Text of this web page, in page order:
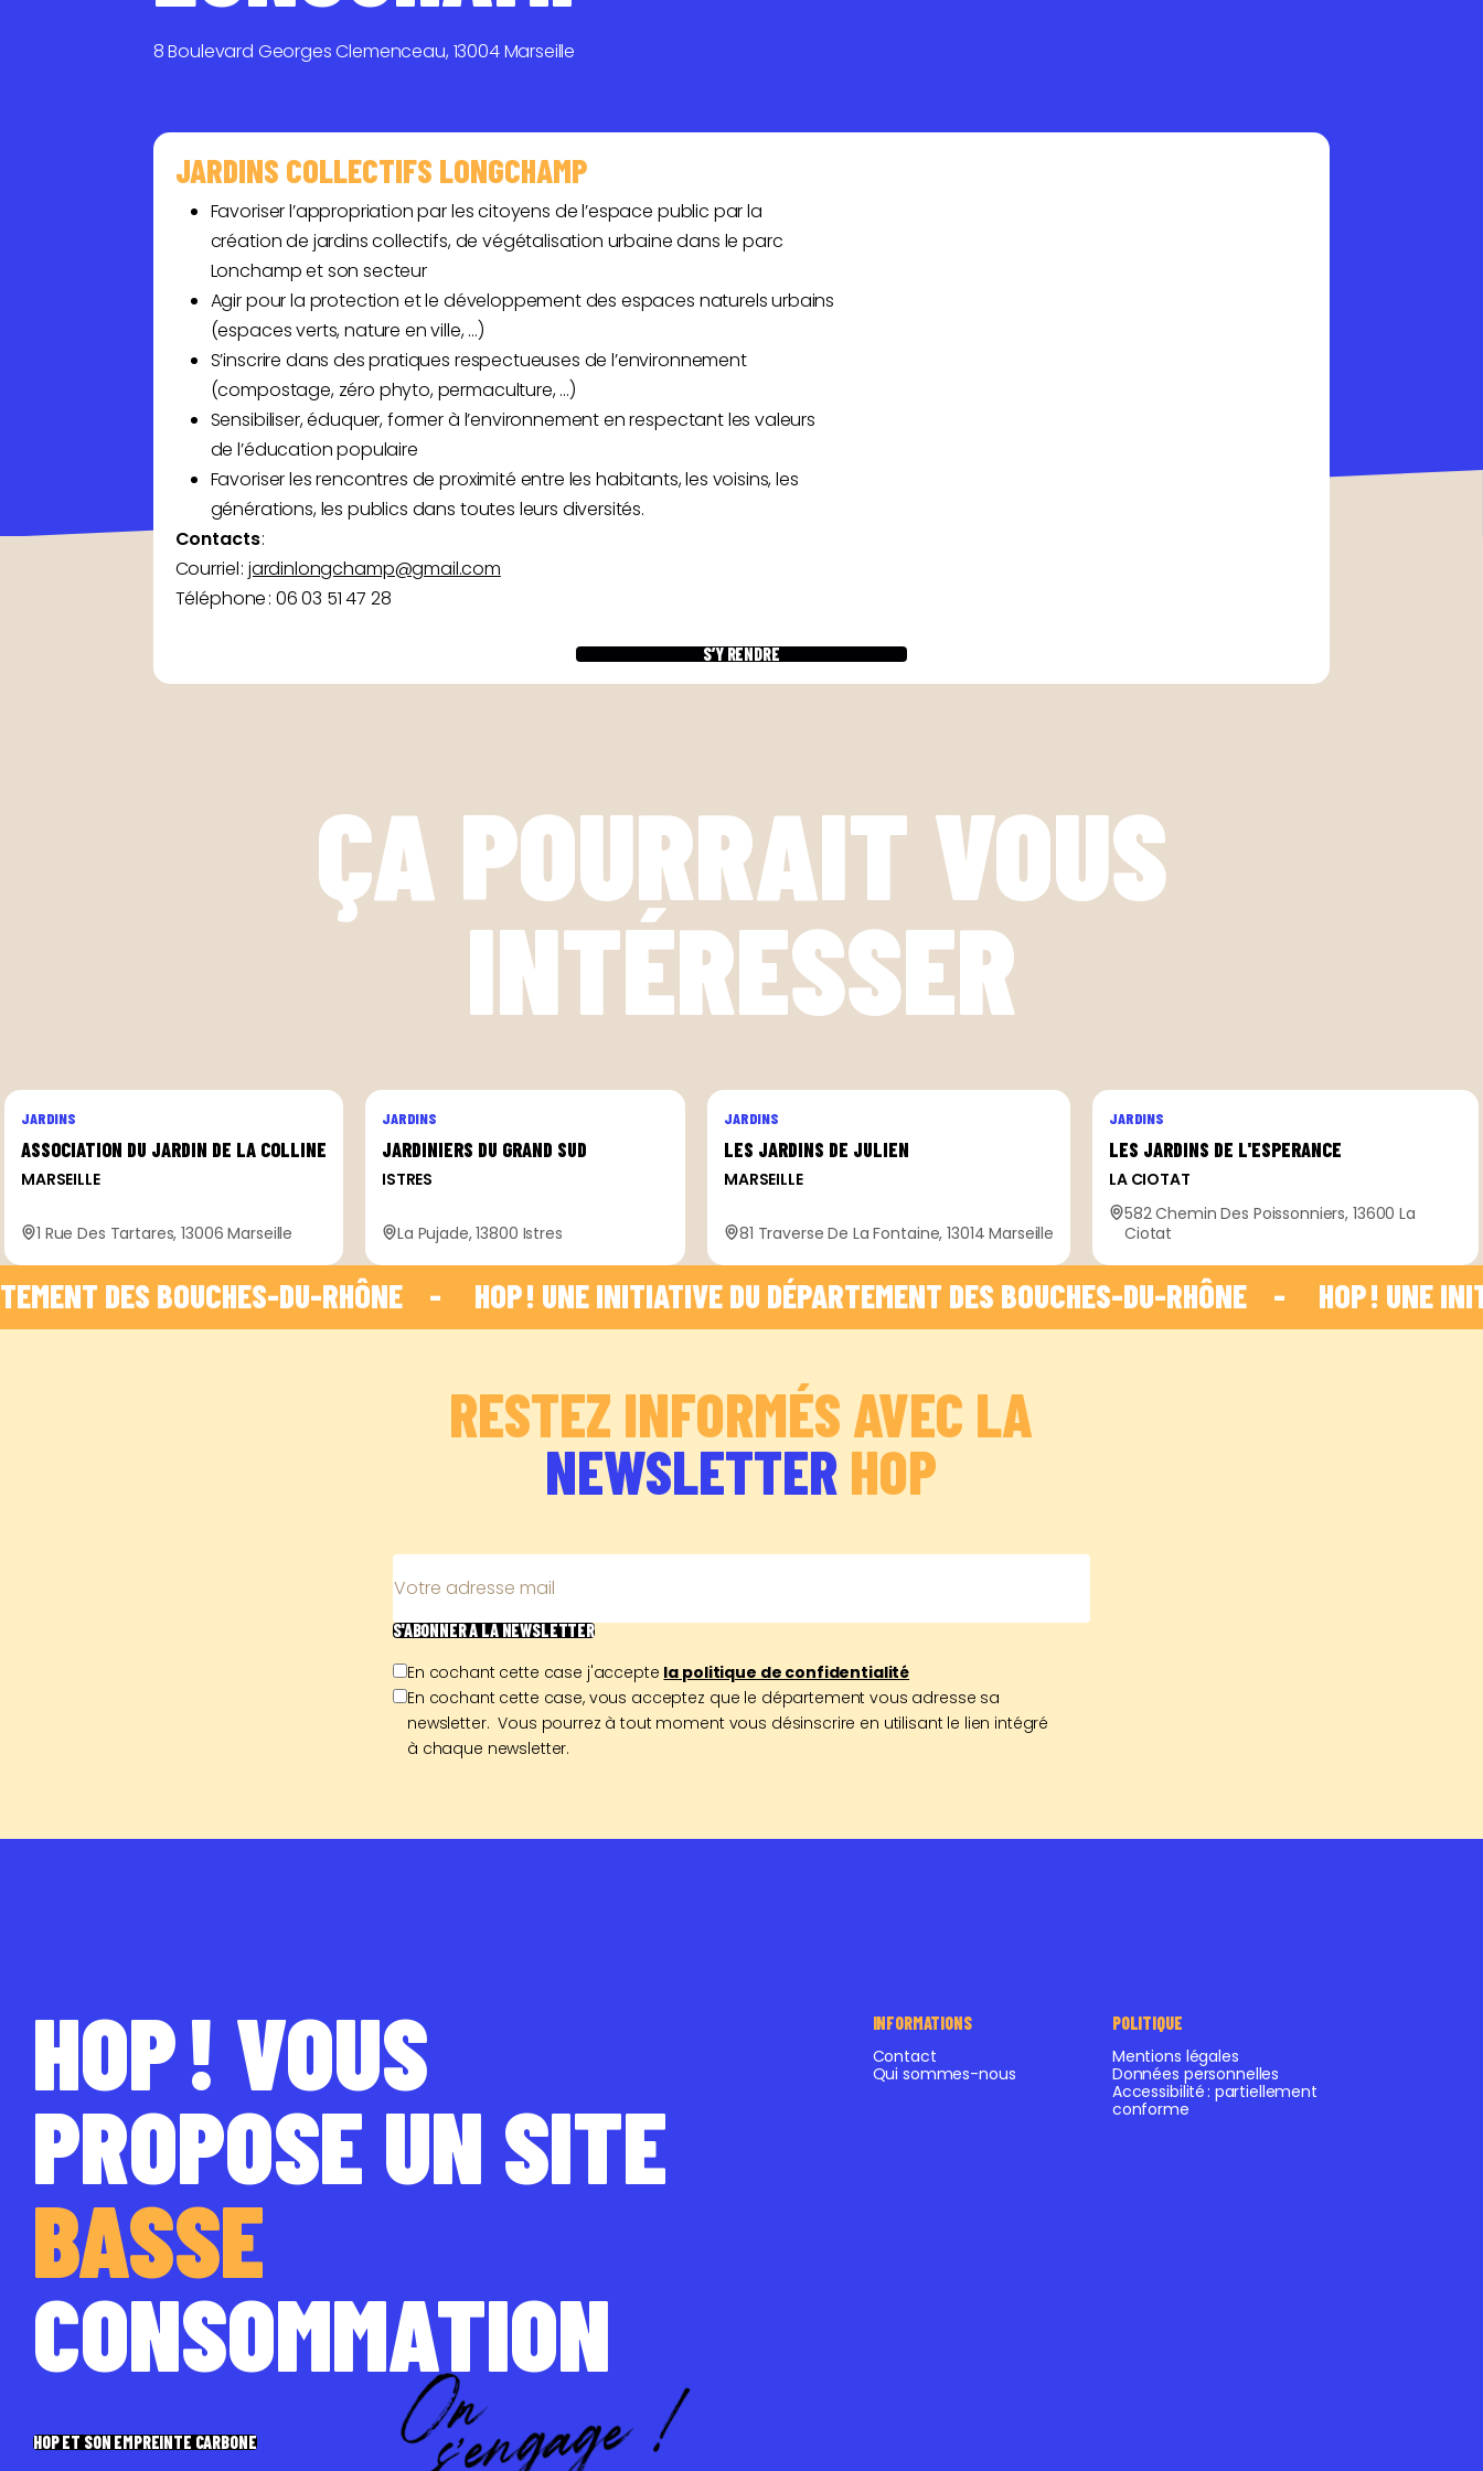
8 Boulevard Georges Clemenceau, 13004 Marseille
JARDINS COLLECTIFS LONGCHAMP
Favoriser l’appropriation par les citoyens de l’espace public par la
création de jardins collectifs, de végétalisation urbaine dans le parc
Lonchamp et son secteur
Agir pour la protection et le développement des espaces naturels urbains
(espaces verts, nature en ville, …)
S’inscrire dans des pratiques respectueuses de l’environnement
(compostage, zéro phyto, permaculture, …)
Sensibiliser, éduquer, former à l’environnement en respectant les valeurs
de l’éducation populaire
Favoriser les rencontres de proximité entre les habitants, les voisins, les
générations, les publics dans toutes leurs diversités.
Contacts:
Courriel : jardinlongchamp@gmail.com
Téléphone : 06 03 51 47 28
S’Y RENDRE
ÇA POURRAIT VOUS
INTÉRESSER
ASSOCIATION DU JARDIN DE LA COLLINE
JARDINS
MARSEILLE
1 Rue Des Tartares, 13006 Marseille
JARDINIERS DU GRAND SUD
JARDINS
ISTRES
La Pujade, 13800 Istres
LES JARDINS DE JULIEN
JARDINS
MARSEILLE
81 Traverse De La Fontaine, 13014 Marseille
LES JARDINS DE L'ESPERANCE
JARDINS
LA CIOTAT
582 Chemin Des Poissonniers, 13600 La
Ciotat
DES BOUCHES-DU-RHÔNE    - HOP ! UNE INITIATIVE DU DÉPARTEMENT DES BOUCHES-DU-RHÔNE    - HOP ! UNE
RESTEZ INFORMÉS AVEC LA
NEWSLETTER HOP
Votre adresse mail
S'ABONNERÀ LA NEWSLETTER
En cochant cette case j'accepte la politique de confidentialité
En cochant cette case, vous acceptez que le département vous adresse sa
newsletter. Vous pourrez à tout moment vous désinscrire en utilisant le lien intégré
à chaque newsletter.
HOP ! VOUS
PROPOSE UN SITE
BASSE
CONSOMMATION
HOP ET SON EMPREINTE CARBONE
INFORMATIONS
Contact
Qui sommes-nous
POLITIQUE
Mentions légales
Données personnelles
Accessibilité : partiellement
conforme